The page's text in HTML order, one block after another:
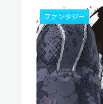
ファンタジー